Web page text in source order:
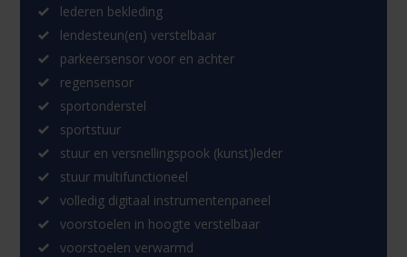
lederen bekleding
lendesteun(en) verstelbaar
parkeersensor voor en achter
regensensor
sportonderstel
sportstuur
stuur en versnellingspook (kunst)leder
stuur multifunctioneel
volledig digitaal instrumentenpaneel
voorstoelen in hoogte verstelbaar
voorstoelen verwarmd